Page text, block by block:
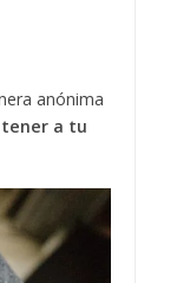
anónima
a tu